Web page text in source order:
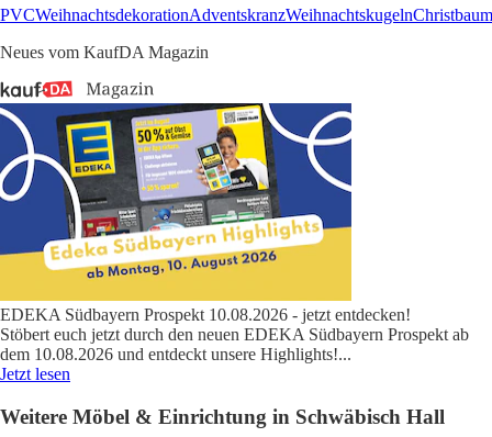
PVCWeihnachtsdekorationAdventskranzWeihnachtskugeln
Neues vom KaufDA Magazin
EDEKA Südbayern Prospekt 10.08.2026 - jetzt entdecken!
Stöbert euch jetzt durch den neuen EDEKA Südbayern Prospekt ab
dem 10.08.2026 und entdeckt unsere Highlights!...
Jetzt lesen
Weitere Möbel & Einrichtung in Schwäbisch Hall